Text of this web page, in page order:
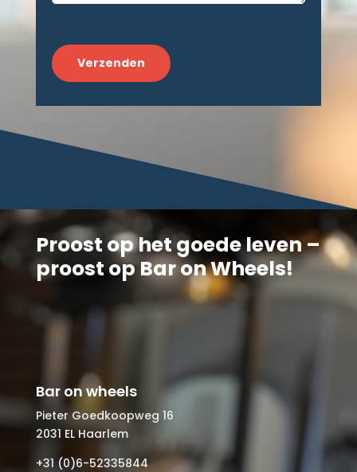
Proost op het goede leven –
proost op Bar on Wheels!
Bar on wheels
Pieter Goedkoopweg 16
2031 EL Haarlem
+31 (0)6-52335844